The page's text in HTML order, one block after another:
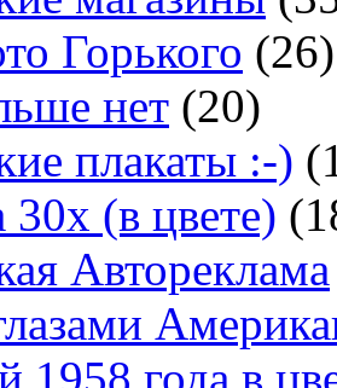
Горького (26)
нет (20)
плакаты :-)
(в цвете)
Автореклама